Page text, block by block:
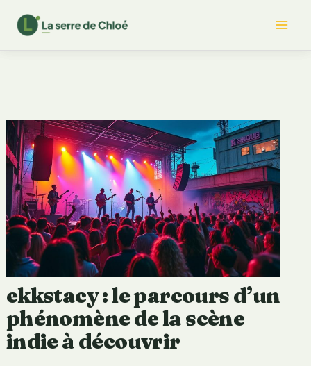
contenu
ekkstacy : le parcours d’un
phénomène de la scène
indie à découvrir